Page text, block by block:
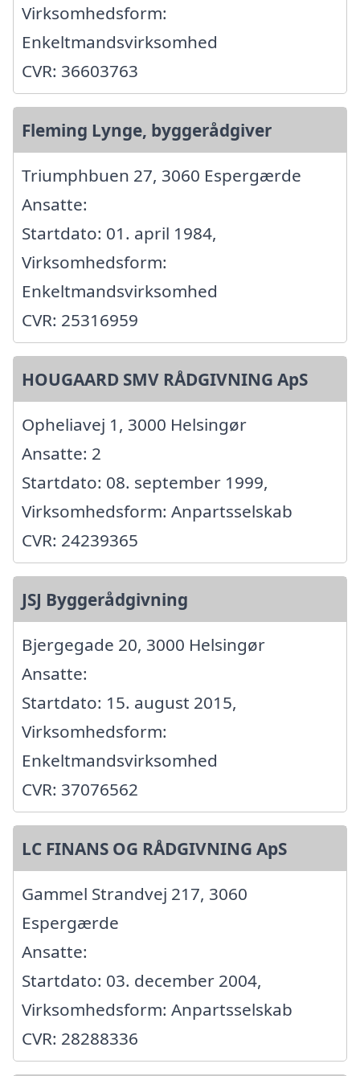
Virksomhedsform:
Enkeltmandsvirksomhed
CVR: 36603763
Fleming Lynge, byggerådgiver
Triumphbuen 27, 3060 Espergærde
Ansatte:
Startdato: 01. april 1984,
Virksomhedsform:
Enkeltmandsvirksomhed
CVR: 25316959
HOUGAARD SMV RÅDGIVNING ApS
Opheliavej 1, 3000 Helsingør
Ansatte: 2
Startdato: 08. september 1999,
Virksomhedsform: Anpartsselskab
CVR: 24239365
JSJ Byggerådgivning
Bjergegade 20, 3000 Helsingør
Ansatte:
Startdato: 15. august 2015,
Virksomhedsform:
Enkeltmandsvirksomhed
CVR: 37076562
LC FINANS OG RÅDGIVNING ApS
Gammel Strandvej 217, 3060
Espergærde
Ansatte:
Startdato: 03. december 2004,
Virksomhedsform: Anpartsselskab
CVR: 28288336